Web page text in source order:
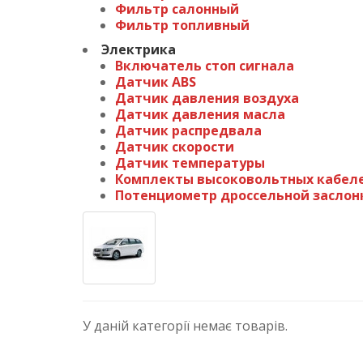
Фильтр салонный
Фильтр топливный
Электрика
Включатель стоп сигнала
Датчик ABS
Датчик давления воздуха
Датчик давления масла
Датчик распредвала
Датчик скорости
Датчик температуры
Комплекты высоковольтных
Потенциометр дроссельной
У даній категорії немає товарів.